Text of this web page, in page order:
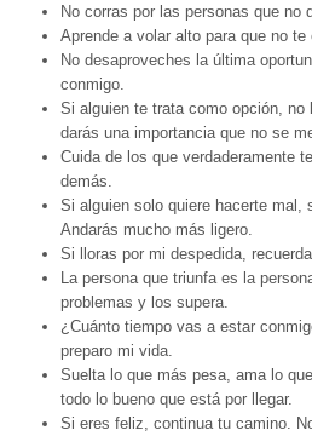
No corras por las personas que no
Aprende a volar alto para que no te
No desaproveches la última
conmigo.
Si alguien te trata como opción, no
darás una importancia que no se
Cuida de los que verdaderamente
demás.
Si alguien solo quiere hacerte mal,
Andarás mucho más ligero.
Si lloras por mi despedida,
La persona que triunfa es la
problemas y los supera.
¿Cuánto tiempo vas a estar
preparo mi vida.
Suelta lo que más pesa, ama lo
todo lo bueno que está por llegar.
Si eres feliz, continua tu camino.